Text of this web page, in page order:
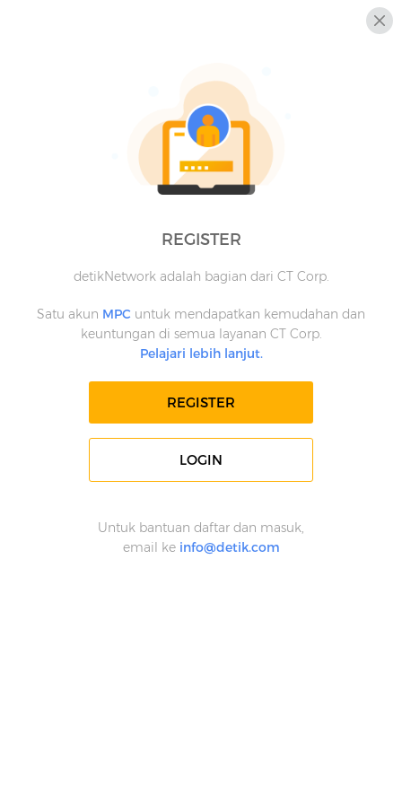
REGISTER
detikNetwork adalah bagian dari CT Corp.
Satu akun MPC untuk mendapatkan kemudahan dan
keuntungan di semua layanan CT Corp.
Pelajari lebih lanjut.
REGISTER
LOGIN
Untuk bantuan daftar dan masuk,
email ke info@detik.com